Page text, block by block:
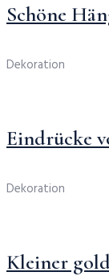
Schöne
Dekoration
Eindrücke
Dekoration
Kleiner